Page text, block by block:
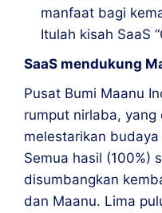
manfaat bagi
Itulah kisah SaaS
SaaS mendukung
Pusat Bumi Maanu
rumput nirlaba,
melestarikan
Semua hasil (100%)
disumbangkan
dan Maanu. Lima